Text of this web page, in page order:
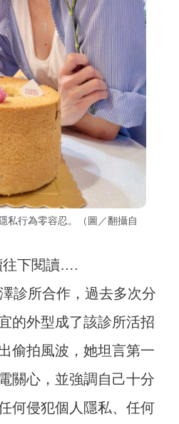
私行為零容忍。（圖／翻攝自
往下閱讀….
診所合作，過去多次分
的外型成了該診所活招
偷拍風波，她坦言第一
關心，並強調自己十分
何侵犯個人隱私、任何